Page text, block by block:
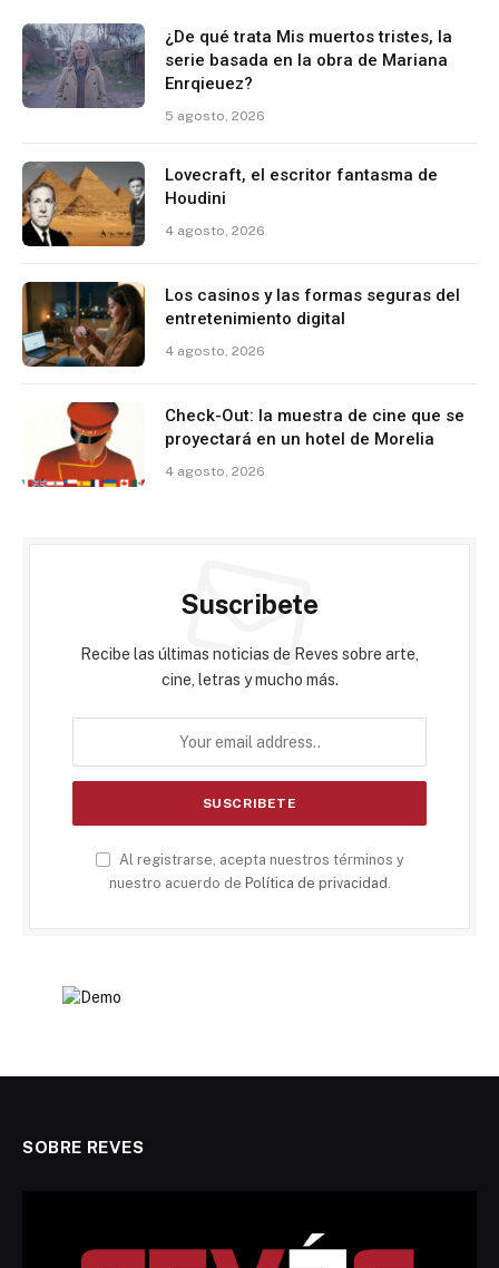
¿De qué trata Mis muertos tristes, la
serie basada en la obra de Mariana
Enrqieuez?
5 agosto, 2026
Lovecraft, el escritor fantasma de
Houdini
4 agosto, 2026
Los casinos y las formas seguras del
entretenimiento digital
4 agosto, 2026
Check-Out: la muestra de cine que se
proyectará en un hotel de Morelia
4 agosto, 2026
Suscribete
Recibe las últimas noticias de Reves sobre arte,
cine, letras y mucho más.
Al registrarse, acepta nuestros términos y
nuestro acuerdo de Política de privacidad .
SOBRE REVES